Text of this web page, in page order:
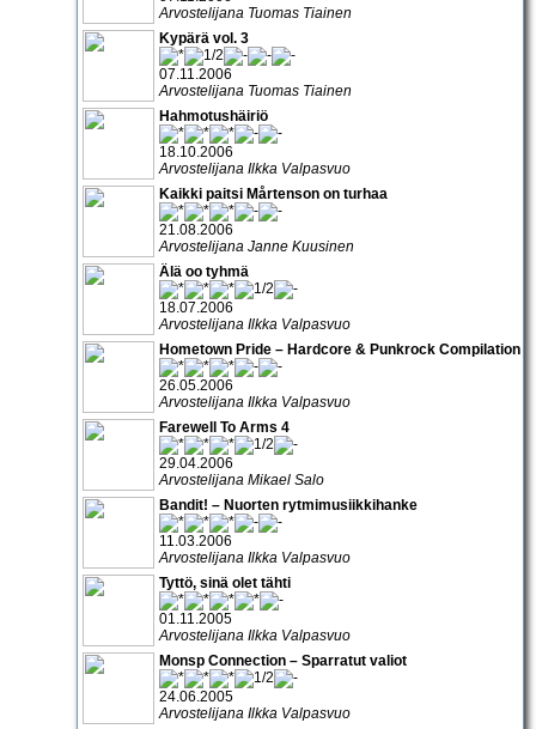
Arvostelijana Tuomas Tiainen
Kypärä vol. 3
07.11.2006
Arvostelijana Tuomas Tiainen
Hahmotushäiriö
18.10.2006
Arvostelijana Ilkka Valpasvuo
Kaikki paitsi Mårtenson on turhaa
21.08.2006
Arvostelijana Janne Kuusinen
Älä oo tyhmä
18.07.2006
Arvostelijana Ilkka Valpasvuo
Hometown Pride – Hardcore & Punkrock Compilation
26.05.2006
Arvostelijana Ilkka Valpasvuo
Farewell To Arms 4
29.04.2006
Arvostelijana Mikael Salo
Bandit! – Nuorten rytmimusiikkihanke
11.03.2006
Arvostelijana Ilkka Valpasvuo
Tyttö, sinä olet tähti
01.11.2005
Arvostelijana Ilkka Valpasvuo
Monsp Connection – Sparratut valiot
24.06.2005
Arvostelijana Ilkka Valpasvuo